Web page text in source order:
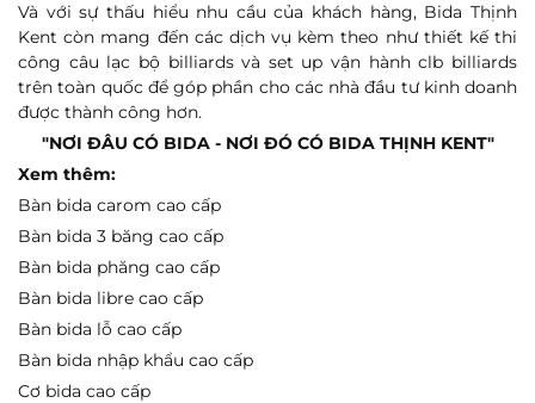
Và với sự thấu hiểu nhu cầu của khách hàng, Bida Thịnh
Kent còn mang đến các dịch vụ kèm theo như thiết kế thi
công câu lạc bộ billiards và set up vận hành clb billiards
trên toàn quốc để góp phần cho các nhà đầu tư kinh doanh
được thành công hơn.
"NƠI ĐÂU CÓ BIDA - NƠI ĐÓ CÓ BIDA THỊNH KENT"
Xem thêm:
Bàn bida carom cao cấp
Bàn bida 3 băng cao cấp
Bàn bida phăng cao cấp
Bàn bida libre cao cấp
Bàn bida lỗ cao cấp
Bàn bida nhập khẩu cao cấp
Cơ bida cao cấp